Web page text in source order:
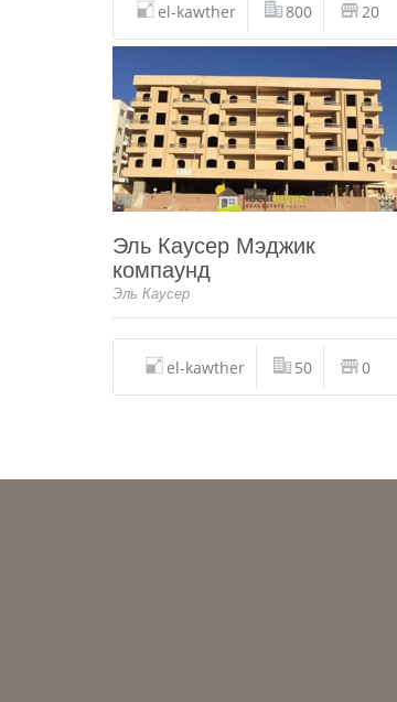
el-kawther 800 20
Эль Каусер Мэджик
компаунд
Эль Каусер
el-kawther 50 0